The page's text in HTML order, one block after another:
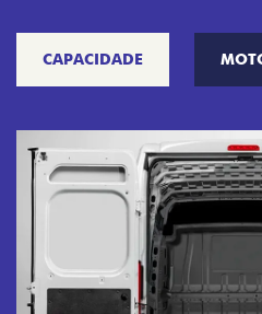
CAPACIDADE